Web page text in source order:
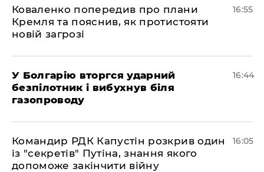
Коваленко попередив про плани
Кремля та пояснив, як протистояти
новій загрозі
16:55
У Болгарію вторгся ударний
безпілотник і вибухнув біля
газопроводу
16:44
Командир РДК Капустін розкрив один
із "секретів" Путіна, знання якого
допоможе закінчити війну
16:05